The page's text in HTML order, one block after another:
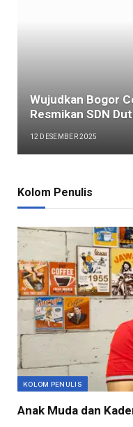
Wujudkan Bogor
Resmikan SDN
12 DESEMBER 2025
Kolom Penulis
KOLOM PENULIS
Anak Muda dan